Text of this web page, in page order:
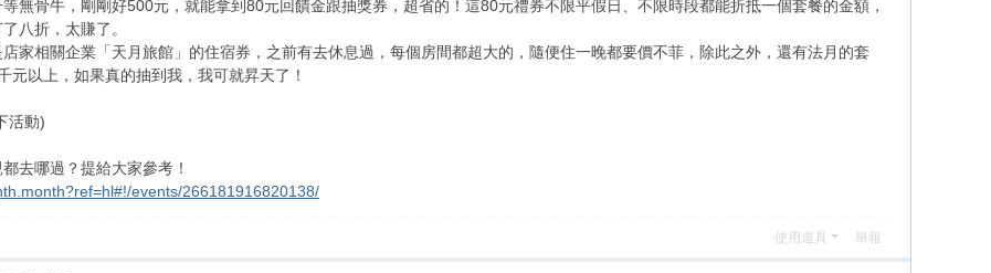
無骨牛，剛剛好500元，就能拿到80元回饋金跟抽獎券，超省的！這80元禮券不限平假日、不限時段都能折抵一個套餐的金額，
八折，太賺了。
家相關企業「天月旅館」的住宿券，之前有去休息過，每個房間都超大的，隨便住一晚都要價不菲，除此之外，還有法月的套
元以上，如果真的抽到我，我可就昇天了！
活動)
去哪過？提給大家參考！
events/266181916820138/
使用道具 舉報